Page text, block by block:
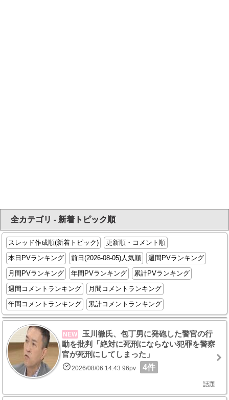
全カテゴリ - 新着トピック順
スレッド作成順(新着トピック)
更新順・コメント順
本日PVランキング
前日(2026-08-05)人気順
週間PVランキング
月間PVランキング
年間PVランキング
累計PVランキング
週間コメントランキング
月間コメントランキング
年間コメントランキング
累計コメントランキング
NEW
玉川徹氏、包丁男に発砲した警官の行
動を批判「絶対に死刑にならない犯罪を警察
官が死刑にしてしまった」
2026/08/06 14:43 96pv 4件
話題